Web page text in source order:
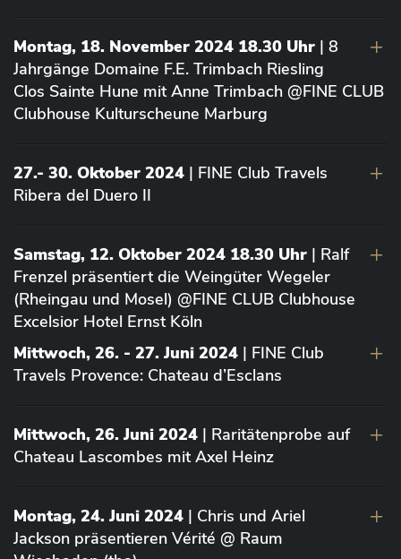
Montag, 18. November 2024 18.30 Uhr | 8
Jahrgänge Domaine F.E. Trimbach Riesling
Clos Sainte Hune mit Anne Trimbach @FINE CLUB
Clubhouse Kulturscheune Marburg
27.- 30. Oktober 2024 | FINE Club Travels
Ribera del Duero II
Samstag, 12. Oktober 2024 18.30 Uhr | Ralf
Frenzel präsentiert die Weingüter Wegeler
(Rheingau und Mosel) @FINE CLUB Clubhouse
Excelsior Hotel Ernst Köln
Mittwoch, 26. - 27. Juni 2024 | FINE Club
Travels Provence: Chateau d’Esclans
Mittwoch, 26. Juni 2024 | Raritätenprobe auf
Chateau Lascombes mit Axel Heinz
Montag, 24. Juni 2024 | Chris und Ariel
Jackson präsentieren Vérité @ Raum